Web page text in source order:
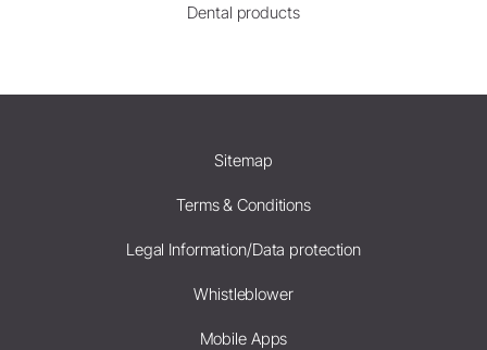
Dental products
Sitemap
Terms & Conditions
Legal Information/Data protection
Whistleblower
Mobile Apps